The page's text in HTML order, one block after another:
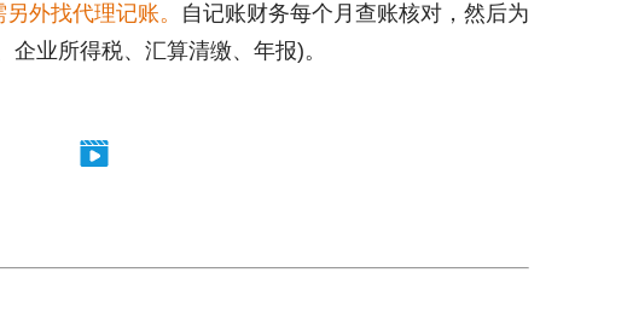
外找代理记账。 自记账财务每个月查账核对，然后为
业所得税、汇算清缴、年报)。